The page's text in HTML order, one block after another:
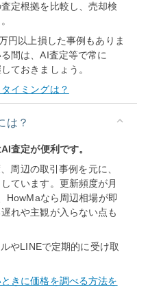
定根拠を比較し、売却検
円以上損した事例もありま
間は、AI査定等で常に
ておきましょう。
イミングは？
は？
査定が便利です。
周辺の取引事例を元に、
ています。更新頻度が月
HowMaなら周辺相場が即
れや主観が入らない点も
やLINEで定期的に受け取
きに価格を調べる方法を